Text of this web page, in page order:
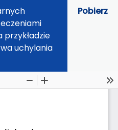
uchylania
Pobierz